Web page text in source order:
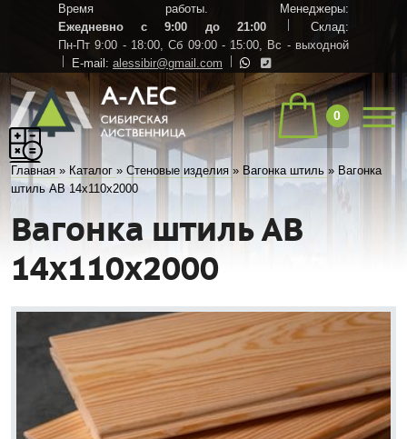
Время работы. Менеджеры:
Ежедневно с 9:00 до 21:00
Склад:
Пн-Пт 9:00 - 18:00, Сб 09:00 - 15:00, Вс - выходной
E-mail: alessibir@gmail.com
0
Главная » Каталог »Стеновые изделия » Вагонка штиль » Вагонка
штиль АВ 14х110х2000
Вагонка штиль АВ
14х110х2000